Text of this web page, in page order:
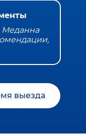
Меданна
выезда